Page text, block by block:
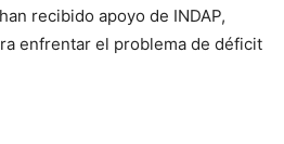
recibido apoyo de INDAP,
enfrentar el problema de déficit